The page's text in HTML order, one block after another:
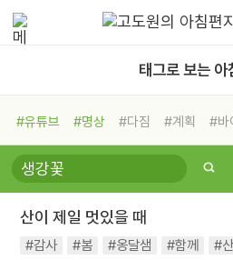
태그로 보는 아
#유튜브 #명상 #다짐 #계획 #바
#비전캠프
#독서캠프 #삶
#희망
#나눔 #친구 #링컨학교
#독서
#건강 #면역력
산이 제일 멋있을 때
#감사 #봄 #옹달샘 #함께 #산